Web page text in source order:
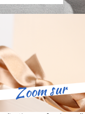
Zoom sur